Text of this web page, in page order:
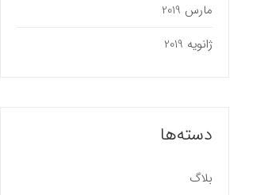
مارس 2019
ژانویه 2019
دسته‌ها
بلاگ